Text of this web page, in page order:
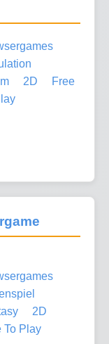
2D
Free
2D
To Play